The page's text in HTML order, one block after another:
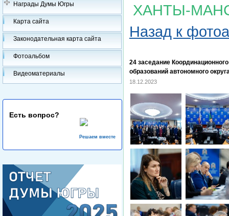
Награды Думы Югры
Карта сайта
Законодательная карта сайта
Фотоальбом
Видеоматериалы
Есть вопрос?
Решаем вместе
ХАНТЫ-
Назад к
24 заседание
образований автономного
18.12.2023